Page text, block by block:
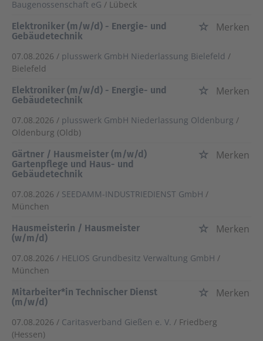
Baugenossenschaft eG / Lübeck
Elektroniker (m/w/d) - Energie- und
Gebäudetechnik
Merken
07.08.2026 / plusswerk GmbH Niederlassung Bielefeld /
Bielefeld
Elektroniker (m/w/d) - Energie- und
Gebäudetechnik
Merken
07.08.2026 / plusswerk GmbH Niederlassung Oldenburg /
Oldenburg (Oldb)
Gärtner / Hausmeister (m/w/d)
Gartenpflege und Haus- und
Gebäudetechnik
Merken
07.08.2026 / SEEDAMM-INDUSTRIEDIENST GmbH /
München
Hausmeisterin / Hausmeister
(w/m/d)
Merken
07.08.2026 / HELIOS Grundbesitz Verwaltung GmbH /
München
Mitarbeiter*in Technischer Dienst
(m/w/d)
Merken
07.08.2026 / Caritasverband Gießen e. V. / Friedberg
(Hessen)